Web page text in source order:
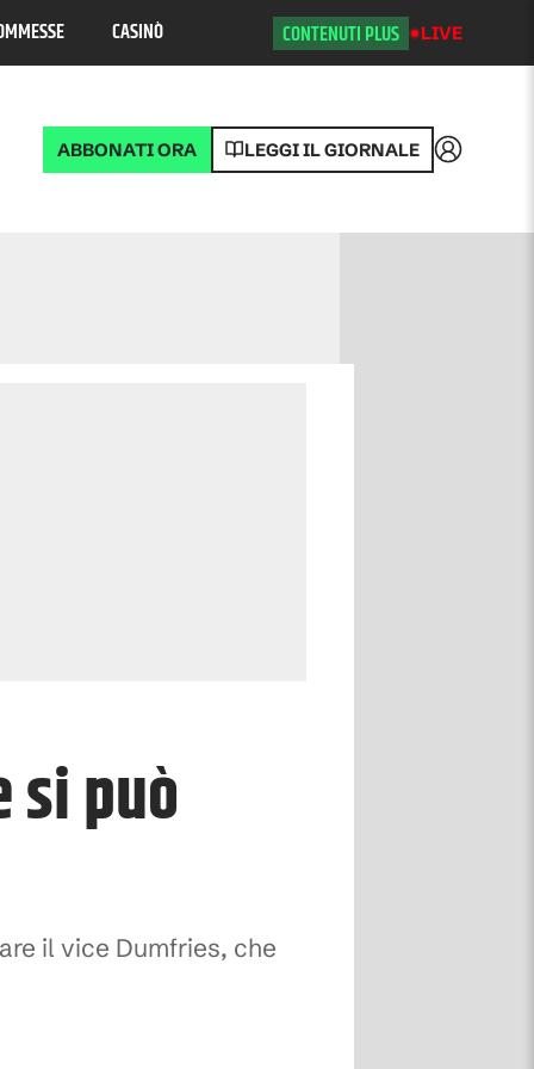
CASINÒ CONTENUTI PLUS LIVE
ABBONATI ORA LEGGI IL GIORNALE Accedi
si può
il vice Dumfries, che